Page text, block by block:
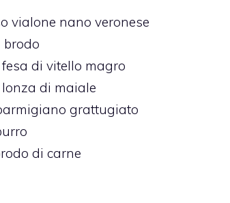
vialone nano veronese
brodo
di vitello magro
di maiale
grattugiato
di carne